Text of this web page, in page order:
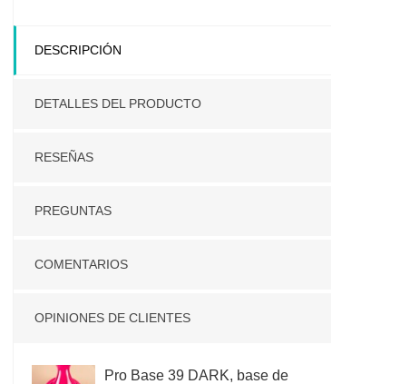
DESCRIPCIÓN
DETALLES DEL PRODUCTO
RESEÑAS
PREGUNTAS
COMENTARIOS
OPINIONES DE CLIENTES
Pro Base 39 DARK, base de